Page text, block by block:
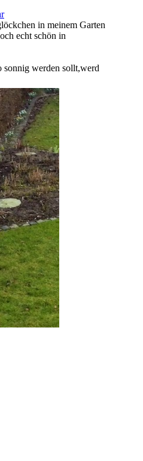
in meinem Garten
echt schön in
sonnig werden sollt,werd